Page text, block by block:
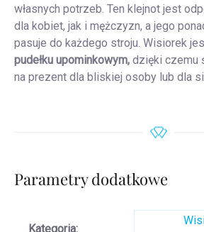
własnych potrzeb. Ten klejnot jest
dla kobiet, jak i mężczyzn, a jego
pasuje do każdego stroju. Wisiorek
pudełku upominkowym, dzięki czemu
na prezent dla bliskiej osoby lub dla
Parametry dodatkowe
Kategoria: